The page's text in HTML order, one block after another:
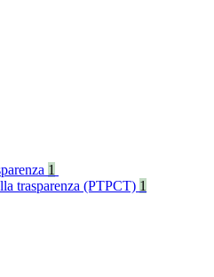
1
trasparenza (PTPCT) 1